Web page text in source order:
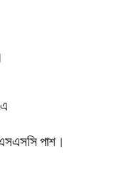
এসএসসি পাশ।